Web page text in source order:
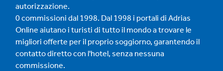
autorizzazione.
0 commissioni dal 1998. Dal 1998 i portali di Adrias
Online aiutano i turisti di tutto il mondo a trovare le
migliori offerte per il proprio soggiorno, garantendo il
contatto diretto con l'hotel, senza nessuna
commissione.